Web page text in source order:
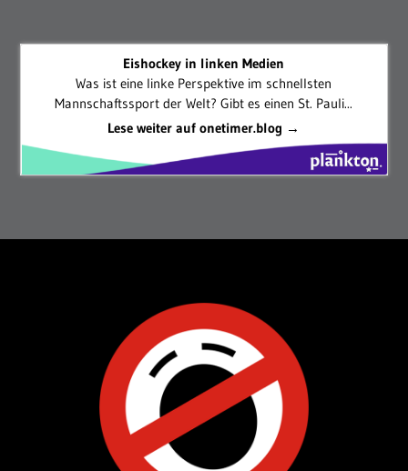
Eishockey in linken Medien
Was ist eine linke Perspektive im schnellsten
Mannschaftssport der Welt? Gibt es einen St. Pauli...
Lese weiter auf onetimer.blog →